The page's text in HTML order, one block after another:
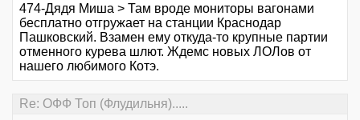
474-Дядя Миша > Там вроде мониторы вагонами
бесплатно отгружает на станции Краснодар
Пашковский. Взамен ему откуда-то крупные партии
отменного курева шлют. Ждемс новых ЛОЛов от
нашего любимого Котэ.
Re: ОФФ Топ (Флудильня).....